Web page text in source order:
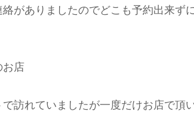
がありましたのでどこも予約出来ず
お店
訪れていましたが一度だけお店で頂